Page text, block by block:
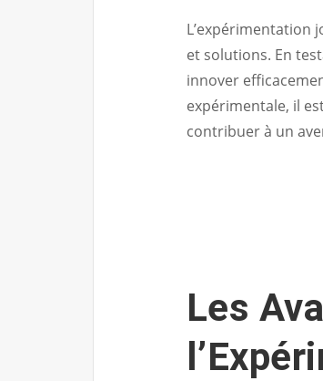
L’expérimentation
et solutions. En
innover
expérimentale, il
contribuer à un
Les